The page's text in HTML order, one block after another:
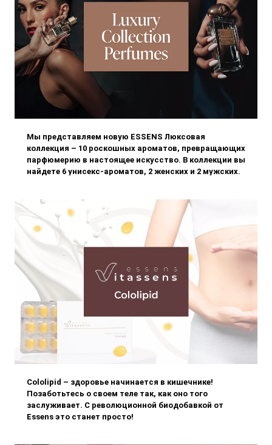
Мы представляем новую ESSENS Люксовая
коллекция – 10 роскошных ароматов, превращающих
парфюмерию в настоящее искусство. В коллекции вы
найдете 6 унисекс-ароматов, 2 женских и 2 мужских.
Cololipid – здоровье начинается в кишечнике!
Позаботьтесь о своем теле так, как оно того
заслуживает. С революционной биодобавкой от
Essens это станет просто!